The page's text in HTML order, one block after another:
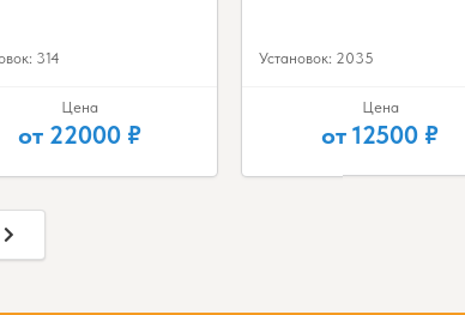
314
Цена
от 22000 ₽
Установок: 2035
Цена
от 12500 ₽